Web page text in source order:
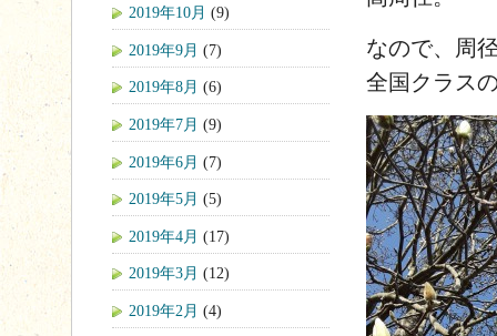
なので、周
全国クラス
2019年10月 (9)
2019年9月 (7)
2019年8月 (6)
2019年7月 (9)
2019年6月 (7)
2019年5月 (5)
2019年4月 (17)
2019年3月 (12)
2019年2月 (4)